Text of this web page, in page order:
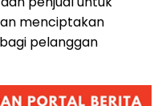
menciptakan
pelanggan